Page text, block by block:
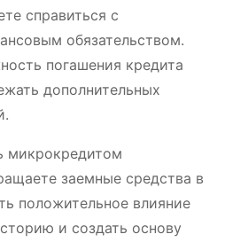
справиться с
обязательством.
погашения кредита
дополнительных
микрокредитом
заемные средства в
положительное влияние
и создать основу